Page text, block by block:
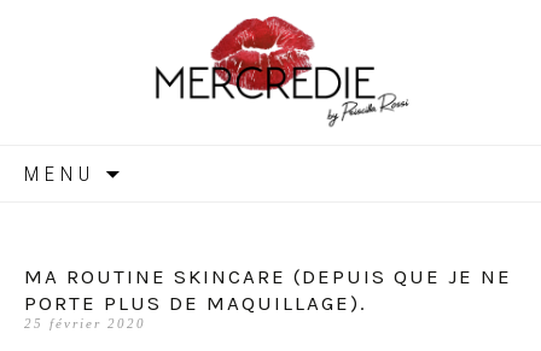
MERCREDIE
MENU
MA ROUTINE SKINCARE (DEPUIS QUE JE NE
PORTE PLUS DE MAQUILLAGE).
25 février 2020